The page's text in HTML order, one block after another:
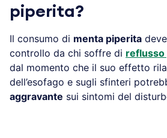
piperita?
Il consumo di menta piperita
controllo da chi soffre di reflusso
dal momento che il suo effetto
dell’esofago e sugli sfinteri
aggravante sui sintomi del